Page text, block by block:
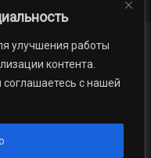
улучшения работы
контента.
с нашей
Официально
учреждение
защищены.